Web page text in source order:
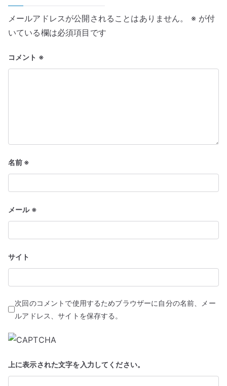
DVD
聴・
ー
シ
ョ
ン
メールアドレスが公開されることはありません。 ※が付
いている欄は必須項目です
コメント ※
名前 ※
メール ※
サイト
次回のコメントで使用するためブラウザーに自分の名前、メー
ルアドレス、サイトを保存する。
上に表示された文字を入力してください。